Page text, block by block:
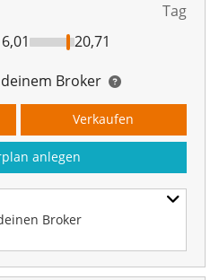
Tag
20,71
Broker
Broker
Verkaufen
anlegen